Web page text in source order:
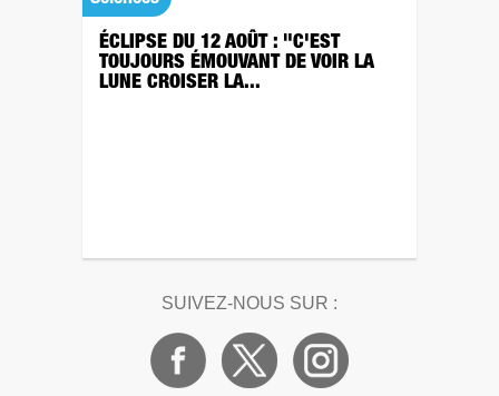
ÉCLIPSE DU 12 AOÛT : "C'EST
TOUJOURS ÉMOUVANT DE VOIR LA
LUNE CROISER LA...
SUIVEZ-NOUS SUR :